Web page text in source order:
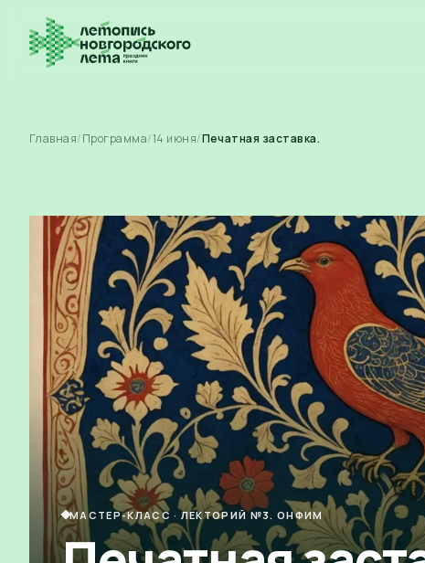
Главная/Программа/14 июня/Печатная заставка.
МАСТЕР-КЛАСС · ЛЕКТОРИЙ №3. ОНФИМ